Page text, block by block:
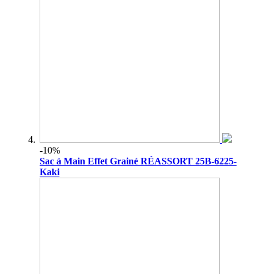
-10%
Sac à Main Effet Grainé RÉASSORT 25B-6225-
Kaki